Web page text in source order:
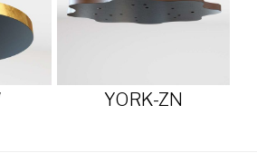
YORK-ZN